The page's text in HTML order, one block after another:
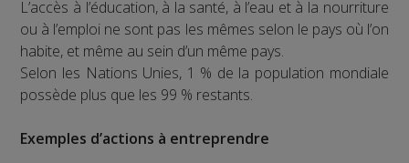
L’accès à l’éducation, à la santé, à l’eau et à la nourriture
ou à l’emploi ne sont pas les mêmes selon le pays où l’on
habite, et même au sein d’un même pays.
Selon les Nations Unies, 1 % de la population mondiale
possède plus que les 99 % restants.
Exemples d’actions à entreprendre